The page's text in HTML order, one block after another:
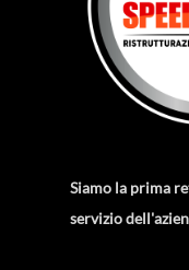
Siamo la prima
servizio